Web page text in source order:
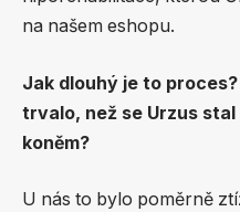
na našem eshopu.
Jak dlouhý je to
trvalo, než se Urzus
koněm?
U nás to bylo poměrně